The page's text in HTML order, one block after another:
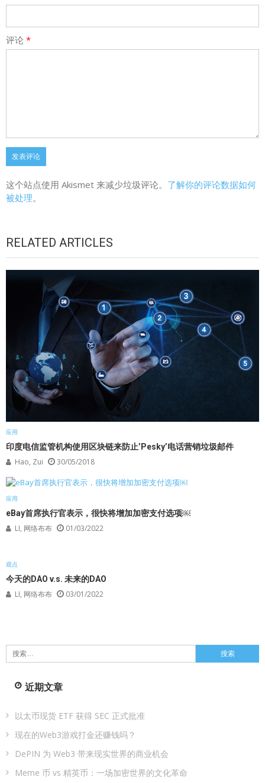
评论 *
这个站点使用 Akismet 来减少垃圾评论。 了解你的评论数据如何
被处理。
RELATED ARTICLES
应用
印度电信监管机构使用区块链来防止’Pesky’电话营销垃圾邮件
Hao, Zui 30/05/2018
应用
eBay首席执行官表示，很快将增加加密支付选项￼
LI, 网络布布 01/03/2022
观点
今天的DAO v.s. 未来的DAO
LI, 网络布布 03/01/2022
搜
索：
近期文章
以太币现货 ETF 获得 SEC 正式批准
现在的Web3游戏打金还赚钱吗？
DePIN 为 Web3 带来现实世界的商业机会
Meme 币 vs 精英币：一场加密世界的文化革命